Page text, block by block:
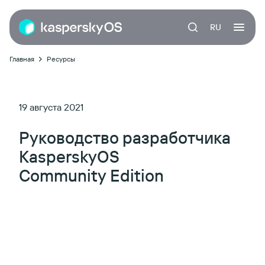
RU
Главная Ресурсы
19 августа 2021
Руководство разработчика
KasperskyOS
Community Edition